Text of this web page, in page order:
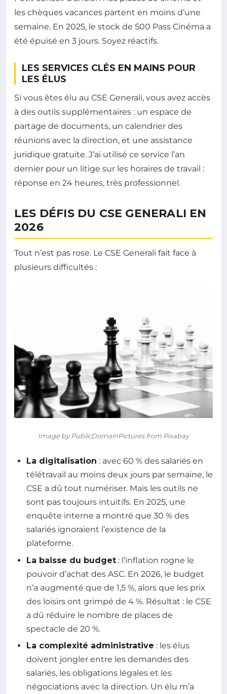
les chèques vacances partent en moins d’une
semaine. En 2025, le stock de 500 Pass Cinéma a
été épuisé en 3 jours. Soyez réactifs.
LES SERVICES CLÉS EN MAINS POUR
LES ÉLUS
Si vous êtes élu au CSE Generali, vous avez accès
à des outils supplémentaires : un espace de
partage de documents, un calendrier des
réunions avec la direction, et une assistance
juridique gratuite. J’ai utilisé ce service l’an
dernier pour un litige sur les horaires de travail :
réponse en 24 heures, très professionnel.
LES DÉFIS DU CSE GENERALI EN
2026
Tout n’est pas rose. Le CSE Generali fait face à
plusieurs difficultés :
Image by PublicDomainPictures from Pixabay
La digitalisation : avec 60 % des salariés en
télétravail au moins deux jours par semaine, le
CSE a dû tout numériser. Mais les outils ne
sont pas toujours intuitifs. En 2025, une
enquête interne a montré que 30 % des
salariés ignoraient l’existence de la
plateforme.
La baisse du budget : l’inflation rogne le
pouvoir d’achat des ASC. En 2026, le budget
n’a augmenté que de 1,5 %, alors que les prix
des loisirs ont grimpé de 4 %. Résultat : le CSE
a dû réduire le nombre de places de
spectacle de 20 %.
La complexité administrative : les élus
doivent jongler entre les demandes des
salariés, les obligations légales et les
négociations avec la direction. Un élu m’a